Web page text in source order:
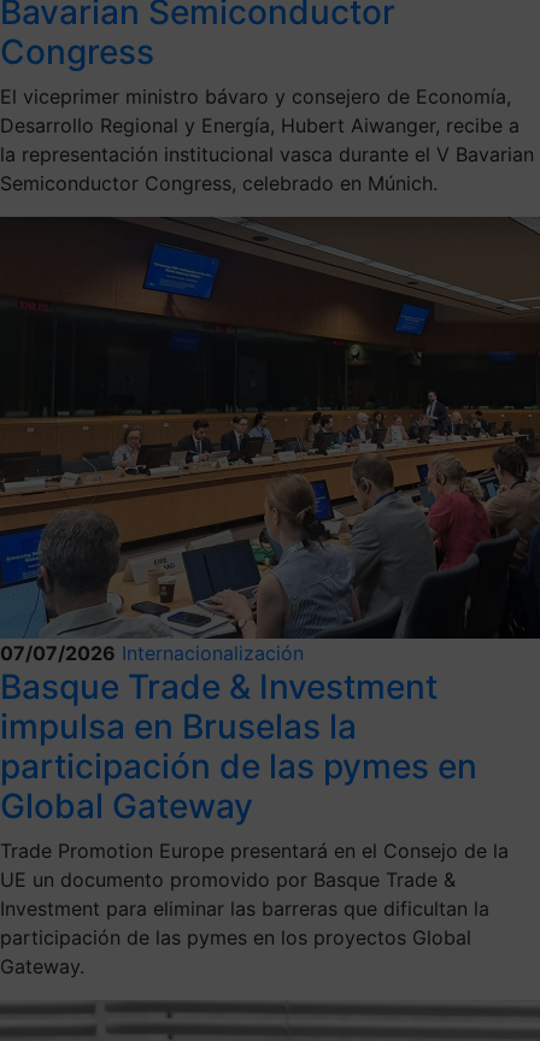
Bavarian Semiconductor
Congress
El viceprimer ministro bávaro y consejero de Economía,
Desarrollo Regional y Energía, Hubert Aiwanger, recibe a
la representación institucional vasca durante el V Bavarian
Semiconductor Congress, celebrado en Múnich.
07/07/2026 Internacionalización
Basque Trade & Investment
impulsa en Bruselas la
participación de las pymes en
Global Gateway
Trade Promotion Europe presentará en el Consejo de la
UE un documento promovido por Basque Trade &
Investment para eliminar las barreras que dificultan la
participación de las pymes en los proyectos Global
Gateway.